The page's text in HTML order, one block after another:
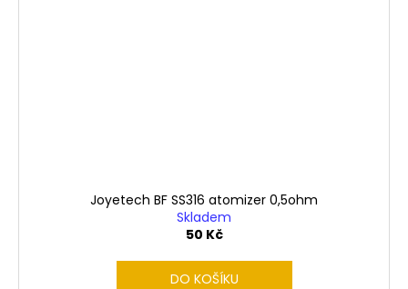
Joyetech BF SS316 atomizer 0,5ohm
Skladem
50 Kč
DO KOŠÍKU